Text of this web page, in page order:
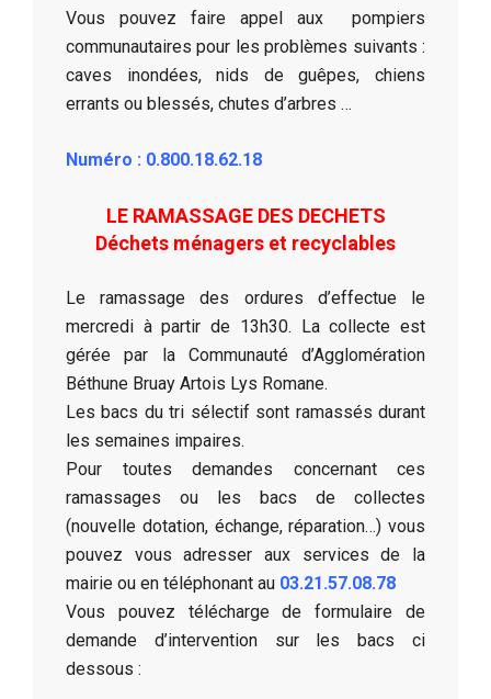
Vous pouvez faire appel aux pompiers
communautaires pour les problèmes suivants :
caves inondées, nids de guêpes, chiens
errants ou blessés, chutes d’arbres …
Numéro : 0.800.18.62.18
LE RAMASSAGE DES DECHETS
Déchets ménagers et recyclables
Le ramassage des ordures d’effectue le
mercredi à partir de 13h30. La collecte est
gérée par la Communauté d’Agglomération
Béthune Bruay Artois Lys Romane.
Les bacs du tri sélectif sont ramassés durant
les semaines impaires.
Pour toutes demandes concernant ces
ramassages ou les bacs de collectes
(nouvelle dotation, échange, réparation…) vous
pouvez vous adresser aux services de la
mairie ou en téléphonant au 03.21.57.08.78
Vous pouvez télécharge de formulaire de
demande d’intervention sur les bacs ci
dessous :